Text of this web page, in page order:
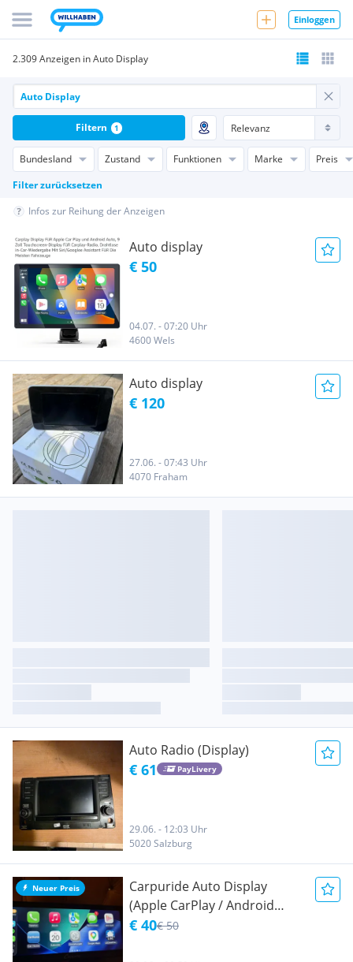
Einloggen
2.309 Anzeigen in Auto Display
Bundesland Zustand Funktionen Marke
Preis
Filter zurücksetzen
Filtern 1
Infos zur Reihung der Anzeigen
Auto display
€ 50
04.07. - 07:20 Uhr
4600 Wels
Auto display
€ 120
27.06. - 07:43 Uhr
4070 Fraham
Auto Radio (Display)
€ 61 PayLivery
29.06. - 12:03 Uhr
5020 Salzburg
Neuer Preis
Carpuride Auto Display
(Apple CarPlay / Android
Auto)
€ 40€ 50